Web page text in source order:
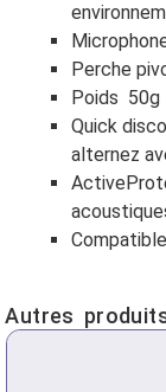
Perche
Poids 50g
Quick
alternez
Autres